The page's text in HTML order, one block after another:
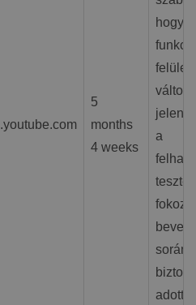
.youtube.com
5
months
4 weeks
hogy
felületi
a
során,
adott